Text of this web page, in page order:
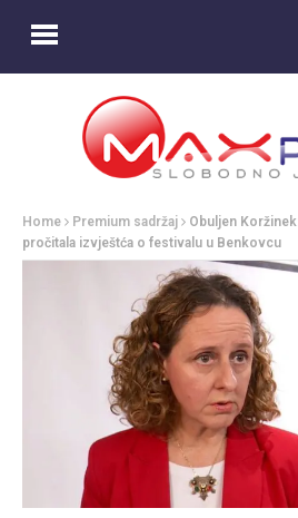
Home Premium sadržaj
Obuljen
pročitala izvještća o festivalu u Benkovcu